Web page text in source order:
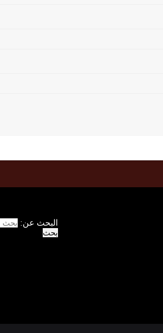
البحث عن: